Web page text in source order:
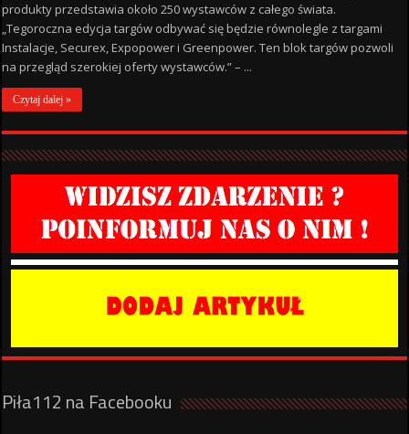
produkty przedstawia około 250 wystawców z całego świata.
„Tegoroczna edycja targów odbywać się będzie równolegle z targami
Instalacje, Securex, Expopower i Greenpower. Ten blok targów pozwoli
na przegląd szerokiej oferty wystawców.” – ...
Czytaj dalej »
Piła112 na Facebooku